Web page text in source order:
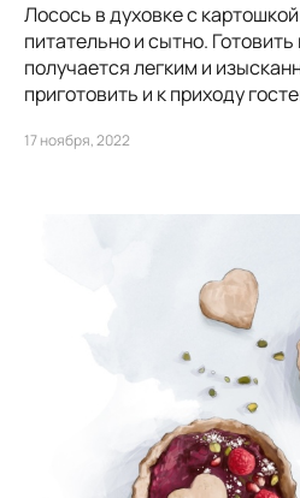
Лосось в духовке с
питательно и сытно.
получается легким и
приготовить и к приходу
17 ноября, 2022